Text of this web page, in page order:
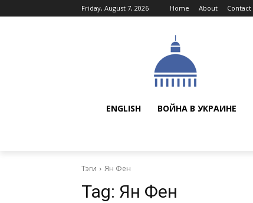
Friday, August 7, 2026 Home About Contact
ENGLISH ВОЙНА В УКРАИНЕ
Тэги Ян Фен
Tag: Ян Фен